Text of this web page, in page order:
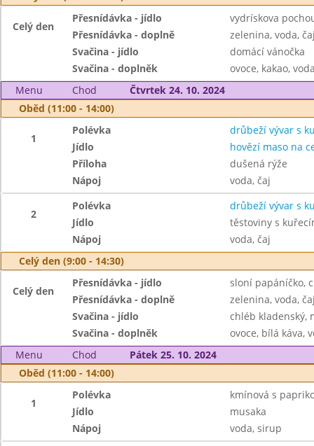
Celý den
Přesnídávka - jídlo
vydrískova
Přesnídávka - doplně
zelenina, voda,
Svačina - jídlo
domácí vánočka
Svačina - doplněk
ovoce, kakao,
Menu
Chod
Čtvrtek 24. 10. 2024
Oběd (11:00 - 14:00)
1
Polévka
drůbeží vývar s
Jídlo
hovězí maso na
Příloha
dušená rýže
Nápoj
voda, čaj
2
Polévka
drůbeží vývar s
Jídlo
těstoviny s
Nápoj
voda, čaj
Celý den (9:00 - 14:30)
Celý den
Přesnídávka - jídlo
sloní papáníčko,
Přesnídávka - doplně
zelenina, voda,
Svačina - jídlo
chléb kladenský,
Svačina - doplněk
ovoce, bílá káva,
Menu
Chod
Pátek 25. 10. 2024
Oběd (11:00 - 14:00)
1
Polévka
kmínová s
Jídlo
musaka
Nápoj
voda, sirup